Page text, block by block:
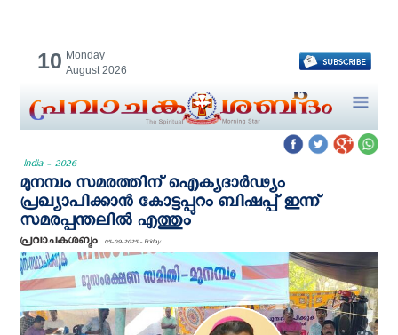
10 Monday
August 2026
India - 2026
മുനമ്പം സമരത്തിന് ഐക്യദാർഢ്യം
പ്രഖ്യാപിക്കാൻ കോട്ടപ്പുറം ബിഷപ്പ് ഇന്ന്
സമരപ്പന്തലിൽ എത്തും
പ്രവാചകശബ്ദം 05-09-2025 - Friday